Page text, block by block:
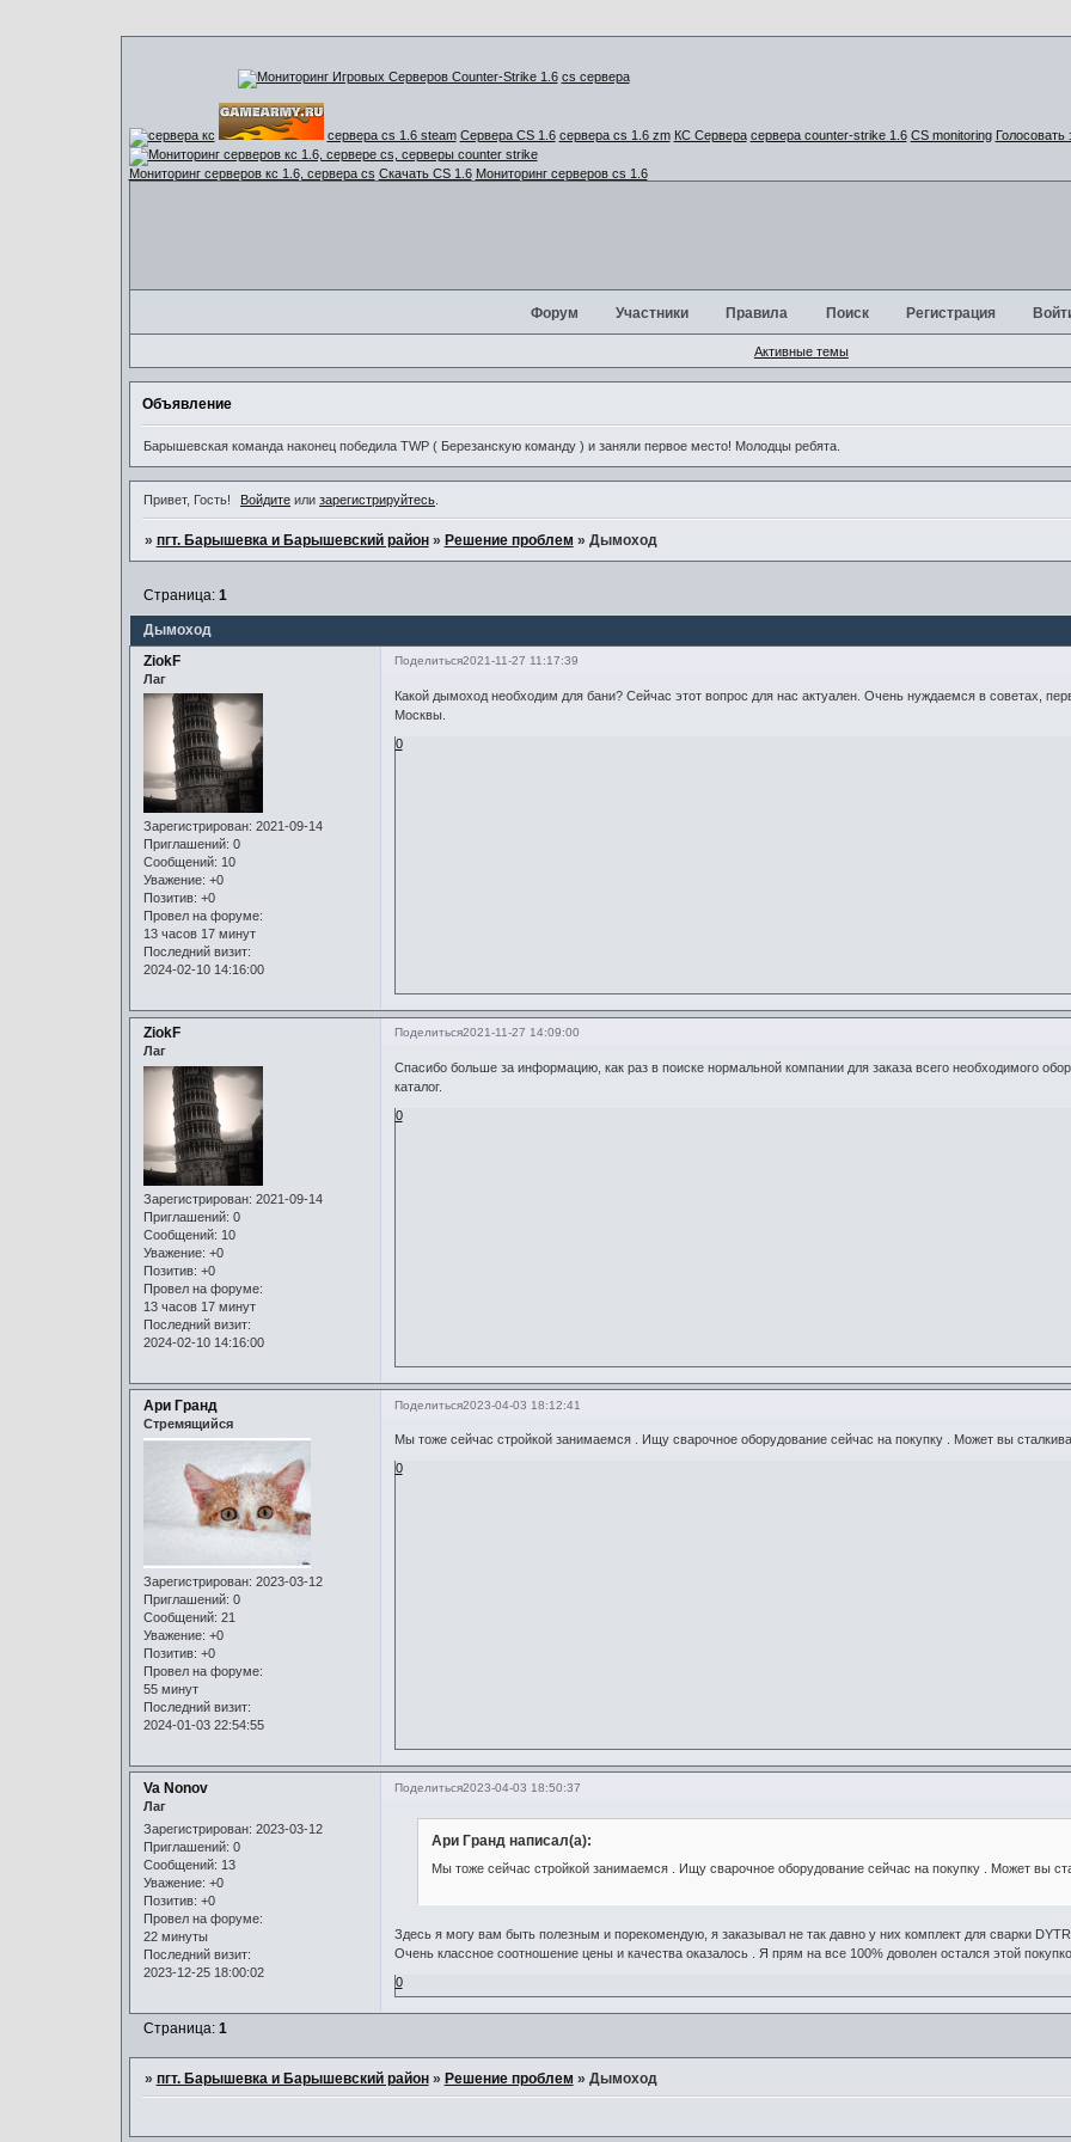
cs сервера
сервера cs 1.6 steam Сервера CS 1.6 сервера cs 1.6 zm КС Сервера сервера counter-strike 1.6 CS monitoring
Мониторинг серверов кс 1.6, сервера cs Скачать CS 1.6 Мониторинг серверов cs 1.6
Форум Участники Правила Поиск Регистрация
Активные темы
Объявление
Барышевская команда наконец победила TWP ( Березанскую команду ) и заняли первое место! Молодцы ребята.
Привет, Гость! Войдите илизарегистрируйтесь
» пгт. Барышевка и Барышевский район » Решение проблем » Дымоход
Дымоход
Страница: 1
Поделиться2021-11-27 11:17:39
ZiokF
Лаг
Зарегистрирован: 2021-09-14
Приглашений: 0
Сообщений: 10
Уважение: +0
Позитив: +0
Провел на форуме:
13 часов 17 минут
Последний визит:
2024-02-10 14:16:00
Какой дымоход необходим для бани? Сейчас этот вопрос для нас актуален. Очень нуждаемся в советах,
Москвы.
0
Поделиться2021-11-27 14:09:00
ZiokF
Лаг
Зарегистрирован: 2021-09-14
Приглашений: 0
Сообщений: 10
Уважение: +0
Позитив: +0
Провел на форуме:
13 часов 17 минут
Последний визит:
2024-02-10 14:16:00
Спасибо больше за информацию, как раз в поиске нормальной компании для заказа всего необходимого
каталог.
0
Поделиться2023-04-03 18:12:41
Ари Гранд
Стремящийся
Зарегистрирован: 2023-03-12
Приглашений: 0
Сообщений: 21
Уважение: +0
Позитив: +0
Провел на форуме:
55 минут
Последний визит:
2024-01-03 22:54:55
Мы тоже сейчас стройкой занимаемся . Ищу сварочное оборудование сейчас на покупку . Может вы
0
Поделиться2023-04-03 18:50:37
Va Nonov
Лаг
Зарегистрирован: 2023-03-12
Приглашений: 0
Сообщений: 13
Уважение: +0
Позитив: +0
Провел на форуме:
22 минуты
Последний визит:
2023-12-25 18:00:02
Ари Гранд написал(а):
Мы тоже сейчас стройкой занимаемся . Ищу сварочное оборудование сейчас на покупку . Может вы
Здесь я могу вам быть полезным и порекомендую, я заказывал не так давно у них комплект для сварки
Очень классное соотношение цены и качества оказалось . Я прям на все 100% доволен остался этой
0
Страница: 1
» пгт. Барышевка и Барышевский район » Решение проблем » Дымоход